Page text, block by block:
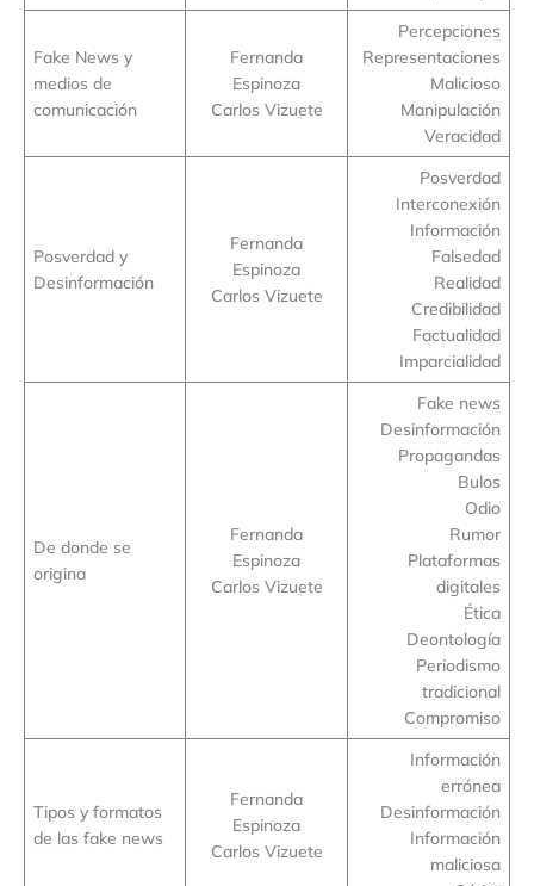
Fake News y
medios de
comunicación
Fernanda
Espinoza
Carlos Vizuete
Percepciones
Representaciones
Malicioso
Manipulación
Veracidad
Posverdad y
Desinformación
Fernanda
Espinoza
Carlos Vizuete
Posverdad
Interconexión
Información
Falsedad
Realidad
Credibilidad
Factualidad
Imparcialidad
De donde se
origina
Fernanda
Espinoza
Carlos Vizuete
Fake news
Desinformación
Propagandas
Bulos
Odio
Rumor
Plataformas
digitales
Ética
Deontología
Periodismo
tradicional
Compromiso
Tipos y formatos
de las fake news
Fernanda
Espinoza
Carlos Vizuete
Información
errónea
Desinformación
Información
maliciosa